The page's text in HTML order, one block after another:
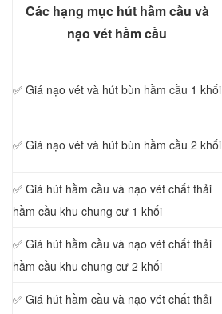
Các hạng mục hút hầm cầu và
nạo vét hầm cầu
✅ Giá nạo vét và hút bùn hầm cầu 1 khối
✅ Giá nạo vét và hút bùn hầm cầu 2 khối
✅ Giá hút hầm cầu và nạo vét chất thải
hầm cầu khu chung cư 1 khối
✅ Giá hút hầm cầu và nạo vét chất thải
hầm cầu khu chung cư 2 khối
✅ Giá hút hầm cầu và nạo vét chất thải